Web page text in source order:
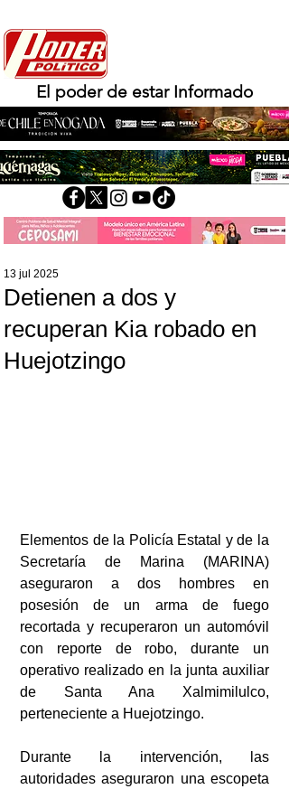
El poder de estar Informado
Detienen a dos y
recuperan Kia robado en
Huejotzingo
13 jul 2025
Elementos de la Policía Estatal y de la
Secretaría de Marina (MARINA)
aseguraron a dos hombres en
posesión de un arma de fuego
recortada y recuperaron un automóvil
con reporte de robo, durante un
operativo realizado en la junta auxiliar
de Santa Ana Xalmimilulco,
perteneciente a Huejotzingo.
Durante la intervención, las
autoridades aseguraron una escopeta